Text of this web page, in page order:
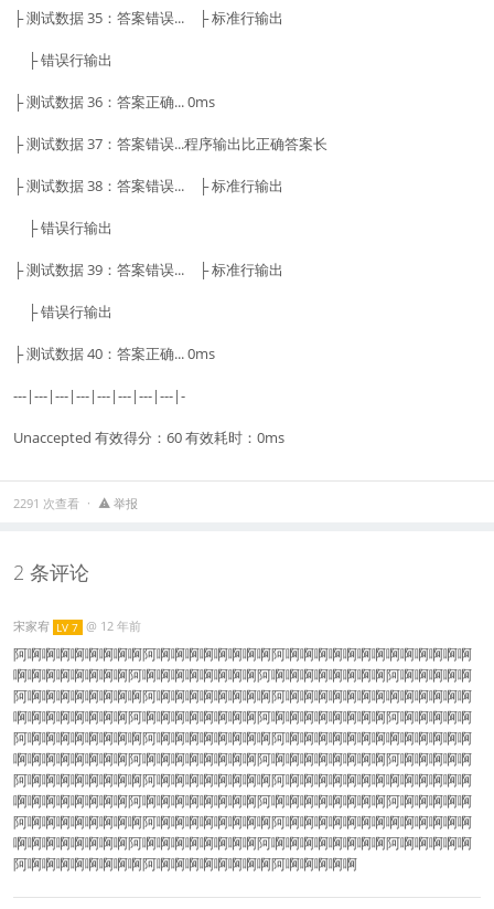
├ 测试数据 35：答案错误... ├ 标准行输出
├ 错误行输出
├ 测试数据 36：答案正确... 0ms
├ 测试数据 37：答案错误...程序输出比正确答案长
├ 测试数据 38：答案错误... ├ 标准行输出
├ 错误行输出
├ 测试数据 39：答案错误... ├ 标准行输出
├ 错误行输出
├ 测试数据 40：答案正确... 0ms
---|---|---|---|---|---|---|---|-
Unaccepted 有效得分：60 有效耗时：0ms
2291 次查看 举报
2 条评论
宋家宥 LV 7 @ 12 年前
阿啊啊啊啊啊啊啊啊阿啊啊啊啊啊啊啊啊阿啊啊啊啊啊啊啊啊啊啊啊啊啊
啊啊啊啊啊啊啊啊阿啊啊啊啊啊啊啊啊阿啊啊啊啊啊啊啊啊阿啊啊啊啊啊
阿啊啊啊啊啊啊啊啊阿啊啊啊啊啊啊啊啊阿啊啊啊啊啊啊啊啊啊啊啊啊啊
啊啊啊啊啊啊啊啊阿啊啊啊啊啊啊啊啊阿啊啊啊啊啊啊啊啊阿啊啊啊啊啊
阿啊啊啊啊啊啊啊啊阿啊啊啊啊啊啊啊啊阿啊啊啊啊啊啊啊啊啊啊啊啊啊
啊啊啊啊啊啊啊啊阿啊啊啊啊啊啊啊啊阿啊啊啊啊啊啊啊啊阿啊啊啊啊啊
阿啊啊啊啊啊啊啊啊阿啊啊啊啊啊啊啊啊阿啊啊啊啊啊啊啊啊啊啊啊啊啊
啊啊啊啊啊啊啊啊阿啊啊啊啊啊啊啊啊阿啊啊啊啊啊啊啊啊阿啊啊啊啊啊
阿啊啊啊啊啊啊啊啊阿啊啊啊啊啊啊啊啊阿啊啊啊啊啊啊啊啊啊啊啊啊啊
啊啊啊啊啊啊啊啊阿啊啊啊啊啊啊啊啊阿啊啊啊啊啊啊啊啊阿啊啊啊啊啊
阿啊啊啊啊啊啊啊啊阿啊啊啊啊啊啊啊啊阿啊啊啊啊啊